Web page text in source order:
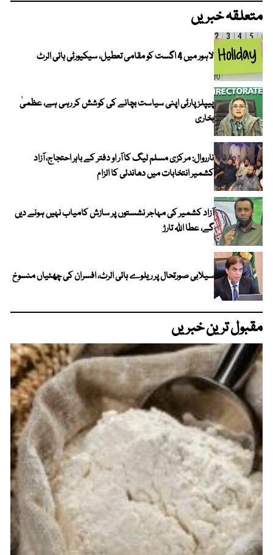
متعلقہ خبریں
لاہور میں 4 اگست کو مقامی تعطیل، سیکیورٹی ہائی الرٹ
پیپلز پارٹی اپنی سیاست بچانے کی کوشش کر رہی ہے، عظمیٰ
بخاری
نارروال: مرکزی مسلم لیگ کا آر او دفتر کے باہر احتجاج، آزاد
کشمیر انتخابات میں دھاندلی کا الزام
آزاد کشمیر کی مہاجر نشستوں پر سازش کامیاب نہیں ہونے دیں
گے، عطا اللہ تارڑ
سیلابی صورتحال پر ریلوے ہائی الرٹ، افسران کی چھٹیاں منسوخ
مقبول ترین خبریں